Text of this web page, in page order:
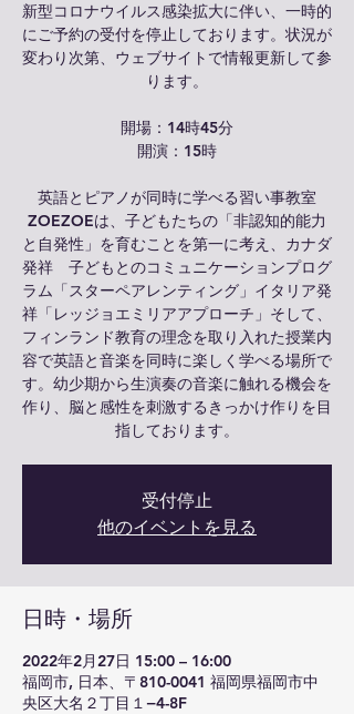
新型コロナウイルス感染拡大に伴い、一時的
にご予約の受付を停止しております。状況が
変わり次第、ウェブサイトで情報更新して参
ります。
開場：14時45分
開演：15時
英語とピアノが同時に学べる習い事教室
ZOEZOEは、子どもたちの「非認知的能力
と自発性」を育むことを第一に考え、カナダ
発祥 子どもとのコミュニケーションプログ
ラム「スターペアレンティング」イタリア発
祥「レッジョエミリアアプローチ」そして、
フィンランド教育の理念を取り入れた授業内
容で英語と音楽を同時に楽しく学べる場所で
す。幼少期から生演奏の音楽に触れる機会を
作り、脳と感性を刺激するきっかけ作りを目
受付停止
他のイベントを見る
日時・場所
2022年2月27日 15:00 – 16:00
福岡市, 日本、〒810-0041 福岡県福岡市中
央区大名２丁目１−4-8F